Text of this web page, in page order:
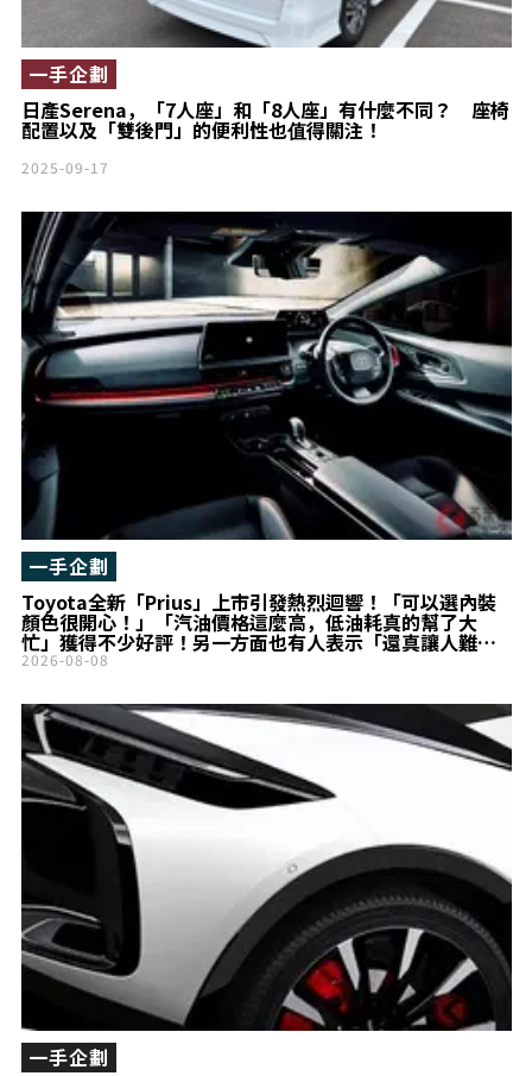
日產Serena，「7人座」和「8人座」有什麼不同？ 座椅
配置以及「雙後門」的便利性也值得關注！
一手企劃
2025-09-17
Toyota全新「Prius」上市引發熱烈迴響！「可以選內裝
顏色很開心！」「汽油價格這麼高，低油耗真的幫了大
忙」獲得不少好評！另一方面也有人表示「還真讓人難以
在Civic之間做選擇……」!? 兼具高質感設計魅力的
一手企劃
2026-08-08
一手企劃